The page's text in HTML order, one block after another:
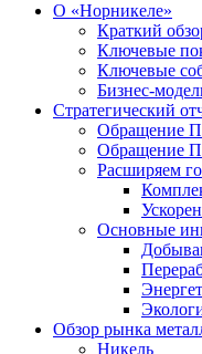
О «Норникеле»
Краткий
Ключевые
Ключевые
Бизнес-
Стратегический
Обращение
Обращение
Расширяем
Основные
Обзор рынка
Никель